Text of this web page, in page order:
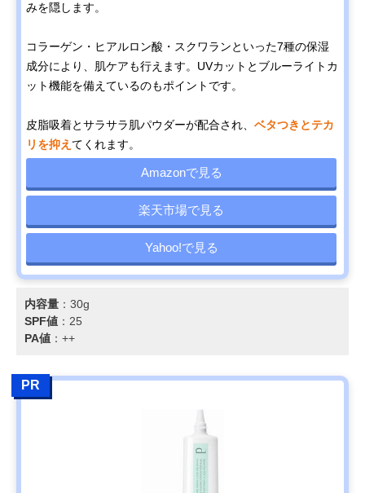
みを隠します。
コラーゲン・ヒアルロン酸・スクワランといった7種の保湿
成分により、肌ケアも行えます。UVカットとブルーライトカ
ット機能を備えているのもポイントです。
皮脂吸着とサラサラ肌パウダーが配合され、 ベタつきとテカ
リを抑え てくれます。
Amazonで見る
楽天市場で見る
Yahoo!で見る
内容量 ：30g
SPF値 ：25
PA値 ：++
PR